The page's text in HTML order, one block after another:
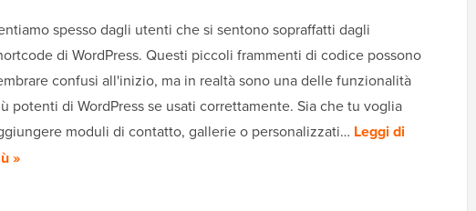
spesso dagli utenti che si sentono sopraffatti dagli
di WordPress. Questi piccoli frammenti di codice possono
confusi all'inizio, ma in realtà sono una delle funzionalità
potenti di WordPress se usati correttamente. Sia che tu voglia
moduli di contatto, gallerie o personalizzati… Leggi di
»